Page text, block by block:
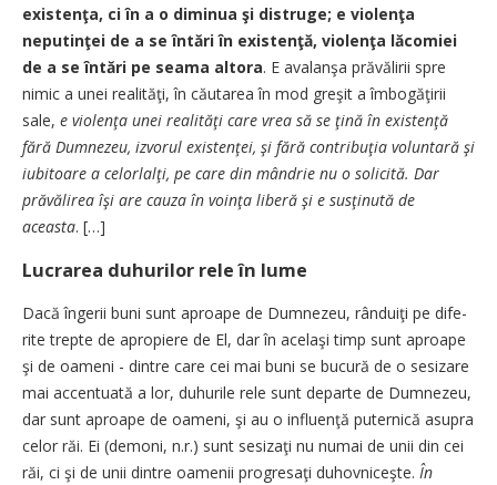
existenţa, ci în a o diminua şi distruge; e vio­len­ţa
neputinţei de a se întări în e­xistenţă, violenţa lăcomiei
de a se întări pe seama altora. E a­va­lan­şa prăvălirii spre
nimic a u­nei realităţi, în căutarea în mod gre­şit a îmbogăţirii
sale, e vio­len­ţa unei realităţi care vrea să se ţină în existenţă
fără Dum­nezeu, izvorul existenţei, şi fără con­tribuţia voluntară şi
iubi­toa­re a celorlalţi, pe care din mândrie nu o solicită. Dar
prăvălirea îşi are cauza în voinţa liberă şi e sus­ţinută de
aceasta. […]
Lucrarea duhurilor rele în lume
Dacă îngerii buni sunt aproa­pe de Dumnezeu, rânduiţi pe di­fe­
rite trepte de apropiere de El, dar în acelaşi timp sunt aproape
şi de oameni - dintre care cei mai buni se bucură de o sesizare
mai ac­centuată a lor, duhurile rele sunt departe de Dumnezeu,
dar sunt aproape de oameni, şi au o in­­fluenţă puternică asupra
celor răi. Ei (demoni, n.r.) sunt sesi­zaţi nu numai de unii din cei
răi, ci şi de unii dintre oamenii pro­gre­­saţi duhovniceşte. În